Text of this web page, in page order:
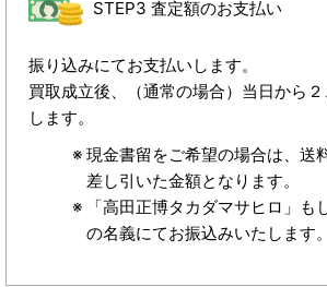
STEP3 査定額のお支払い
振り込みにてお支払いします。
買取成立後、（通常の場合）当日から
します。
現金書留をご希望の場合は、送
差し引いた金額となります。
「高田正博タカダマサヒロ」も
の名義にてお振込みいたします。